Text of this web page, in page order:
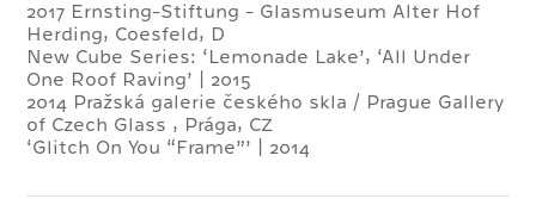
2017 Ernsting-Stiftung - Glasmuseum Alter Hof
Herding, Coesfeld, D
New Cube Series: ‘Lemonade Lake’, ‘All Under
One Roof Raving’ | 2015
2014 Pražská galerie českého skla / Prague Gallery
of Czech Glass , Prága, CZ
‘Glitch On You “Frame”’ | 2014